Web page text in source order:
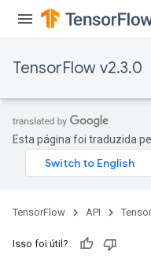
TensorFlow v2.3.0
Esta página foi traduzida
TensorFlow API
Isso foi útil?